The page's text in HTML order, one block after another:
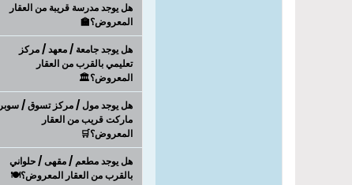
هل يوجد مدرسة قريبة من العقار
المعروض؟🏫
هل يوجد جامعة / معهد / مركز
تعليمي بالقرب من العقار
المعروض؟🏛️
هل يوجد مول / مركز تسوق / سوبر
ماركت قريب من العقار
المعروض؟🛒
هل يوجد مطعم / مقهى / حلواني
بالقرب من العقار المعروض؟🍽️